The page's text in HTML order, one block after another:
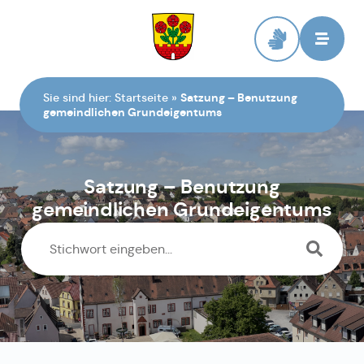
Sie sind hier: Startseite » Satzung – Benutzung
gemeindlichen Grundeigentums
Satzung – Benutzung
gemeindlichen Grundeigentums